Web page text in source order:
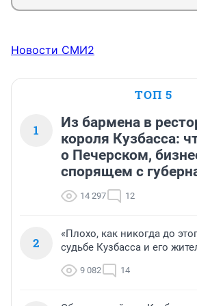
Новости СМИ2
ТОП 5
1
Из бармена в
короля Кузбасса:
о Печерском,
спорящем с
14 297 12
2
«Плохо, как никогда до
судьбе Кузбасса и его
9 082 14